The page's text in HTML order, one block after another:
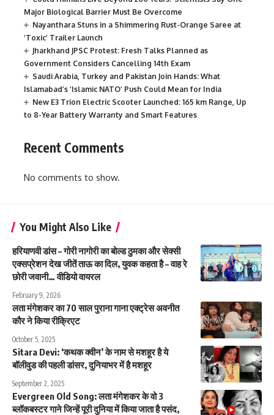
Major Biological Barrier Must Be Overcome
Nayanthara Stuns in a Shimmering Rust-Orange Saree at
‘Toxic’ Trailer Launch
Jharkhand JPSC Protest: Fresh Talks Planned as
Government Considers Cancelling 14th Exam
Saudi Arabia, Turkey and Pakistan Join Hands: What
Islamabad’s ‘Islamic NATO’ Push Could Mean for India
New E3 Trion Electric Scooter Launched: 165 km Range, Up
to 8-Year Battery Warranty and Smart Features
Recent Comments
No comments to show.
You Might Also Like
हरियाणवी डांस – गोरी नागोरी का बोल्ड ठुमका और सेक्सी
एक्सप्रेशन देख जीतें ताऊ का दिल, युवक कहता है – वाह रे
छोरी जवानी… वीडियो वायरल
February 9, 2026
लता मंगेशकर का 70 साल पुराना गाना एक्ट्रेस अवनीत
कौर ने किया रीक्रिएट
October 5, 2025
Sitara Devi: ‘कथक क्वीन’ के नाम से मशहूर है ये
बॉलीवुड की पहली डांसर, दुनियाभर में है मशहूर
September 2, 2025
Evergreen Old Song: लता मंगेशकर के वो 3
ब्लॉकबस्टर गाने जिन्हें पूरी दुनिया में किया जाता है पसंद,